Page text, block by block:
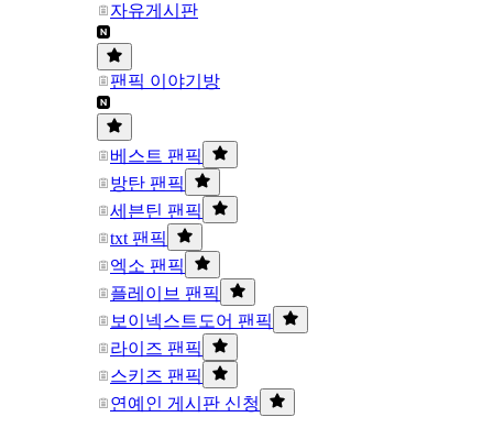
자유게시판
팬픽 이야기방
베스트 팬픽
방탄 팬픽
세븐틴 팬픽
txt 팬픽
엑소 팬픽
플레이브 팬픽
보이넥스트도어 팬픽
라이즈 팬픽
스키즈 팬픽
연예인 게시판 신청